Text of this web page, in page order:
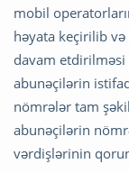
mobil
həyata keçirilib
davam etdirilməsi
abunəçilərin
nömrələr tam
abunəçilərin
vərdişlərinin